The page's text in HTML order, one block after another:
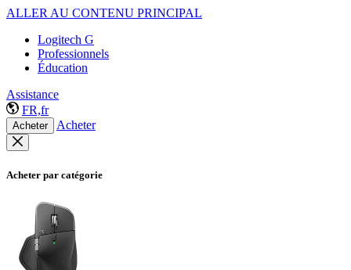
ALLER AU CONTENU PRINCIPAL
Logitech G
Professionnels
Éducation
Assistance
FR,fr
Acheter Acheter
Acheter par catégorie